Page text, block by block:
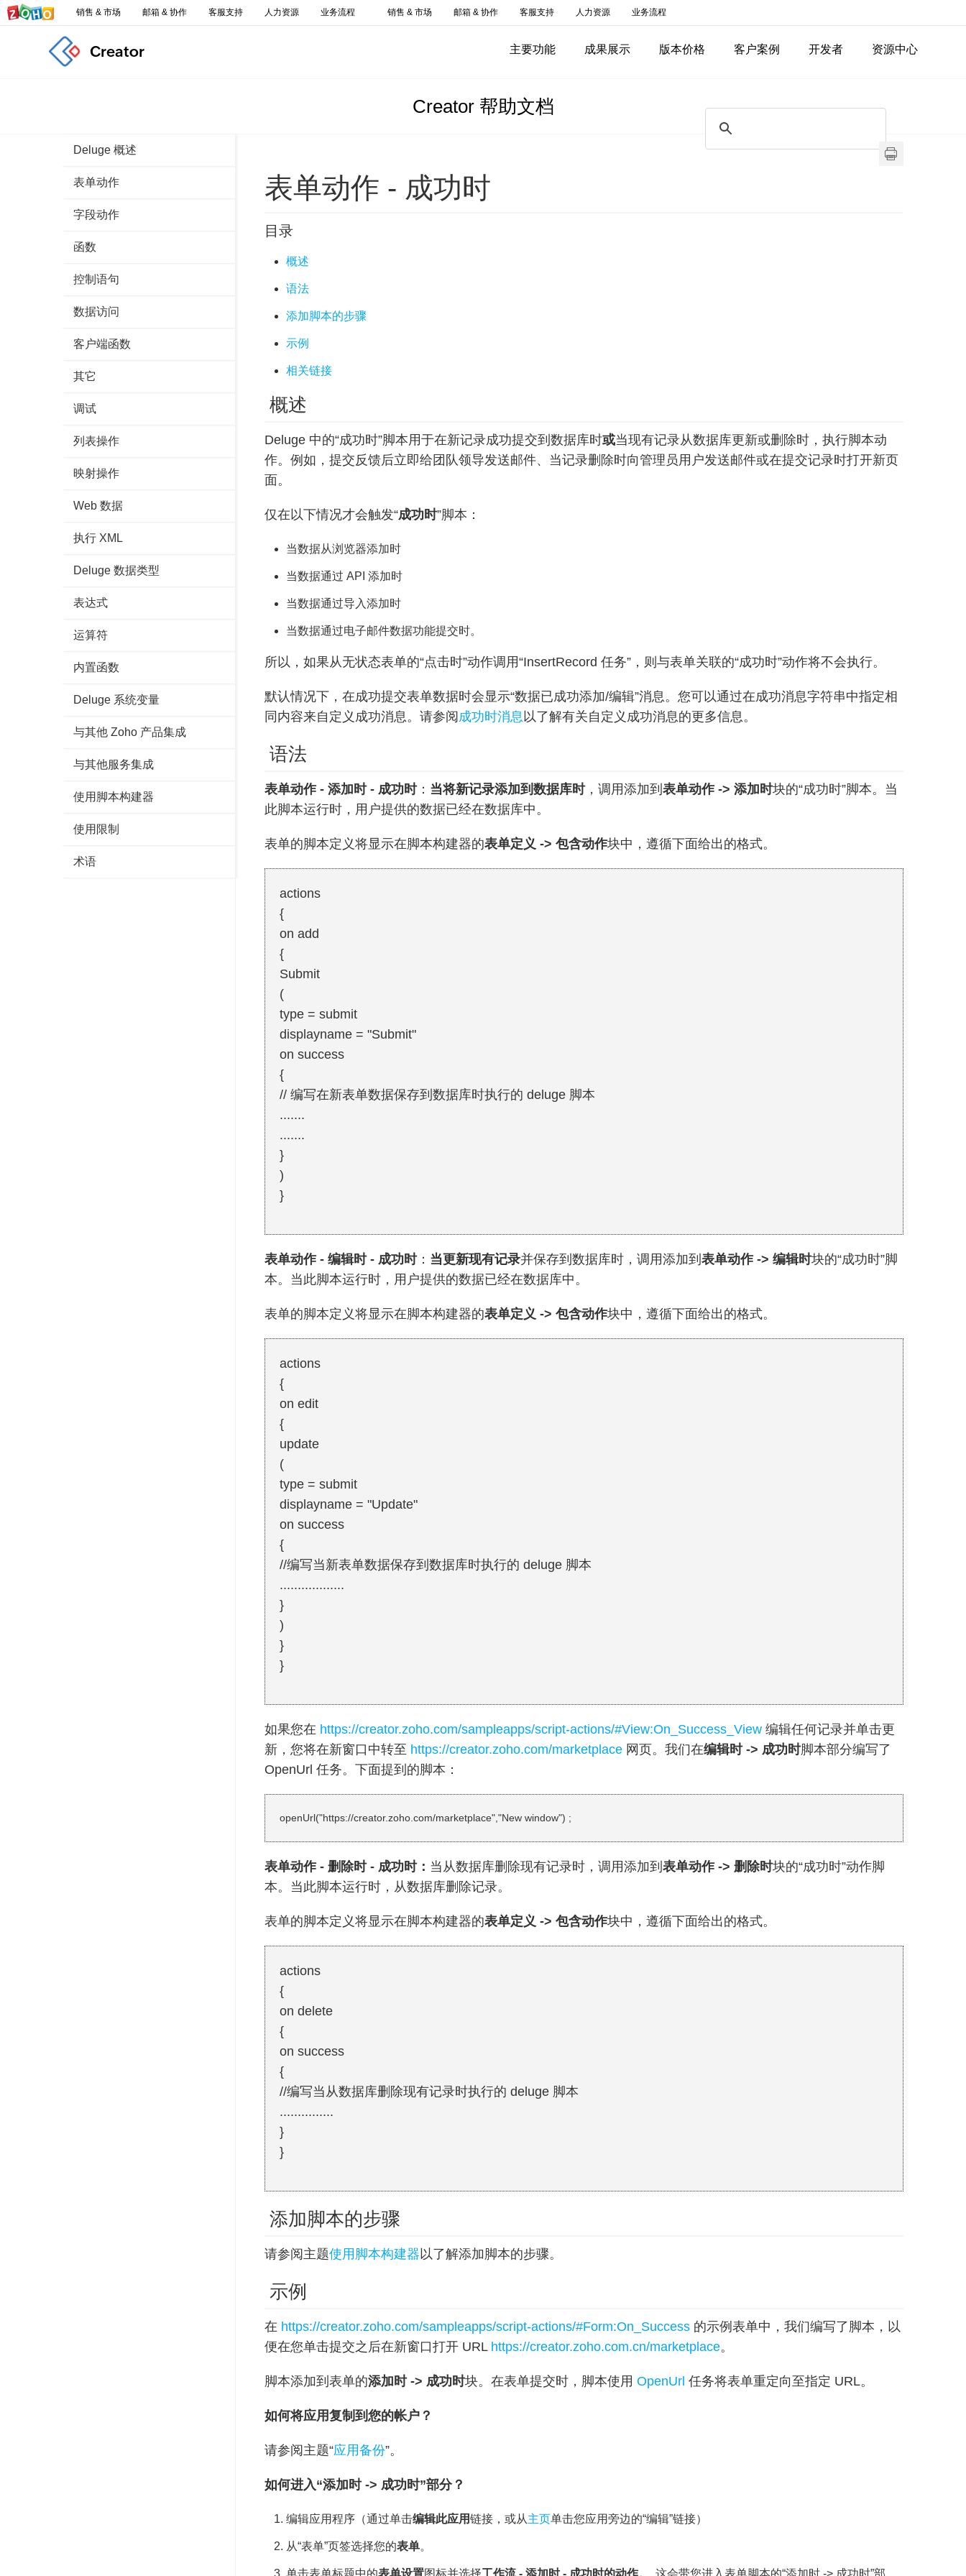
销售 & 市场 邮箱 & 协作 客服支持 人力资源 业务流程 销售 & 市场 邮箱 & 协作 客服支持 人力资源 业务流程
Creator 主要功能 成果展示 版本价格 客户案例 开发者 资源中心
Creator 帮助文档
Deluge 概述
表单动作
字段动作
函数
控制语句
数据访问
客户端函数
其它
调试
列表操作
映射操作
Web 数据
执行 XML
Deluge 数据类型
表达式
运算符
内置函数
Deluge 系统变量
与其他 Zoho 产品集成
与其他服务集成
使用脚本构建器
使用限制
术语
表单动作 - 成功时
目录
概述
语法
添加脚本的步骤
示例
相关链接
概述
Deluge 中的“成功时”脚本用于在新记录成功提交到数据库时或当现有记录从数据库更新或删除时，执行脚本动
作。例如，提交反馈后立即给团队领导发送邮件、当记录删除时向管理员用户发送邮件或在提交记录时打开新页
面。
仅在以下情况才会触发“成功时”脚本：
当数据从浏览器添加时
当数据通过 API 添加时
当数据通过导入添加时
当数据通过电子邮件数据功能提交时。
所以，如果从无状态表单的“点击时”动作调用“InsertRecord 任务”，则与表单关联的“成功时”动作将不会执行。
默认情况下，在成功提交表单数据时会显示“数据已成功添加/编辑”消息。您可以通过在成功消息字符串中指定相
同内容来自定义成功消息。请参阅 成功时消息 以了解有关自定义成功消息的更多信息。
语法
表单动作 - 添加时 - 成功时： 当将新记录添加到数据库时，调用添加到 表单动作 -> 添加时块的“成功时”脚本。当
此脚本运行时，用户提供的数据已经在数据库中。
表单的脚本定义将显示在脚本构建器的表单定义 -> 包含动作块中，遵循下面给出的格式。
actions
{
on add
{
Submit
(
type = submit
displayname = "Submit"
on success
{
// 编写在新表单数据保存到数据库时执行的 deluge 脚本
.......
.......
}
)
}
表单动作 - 编辑时 - 成功时： 当更新现有记录并保存到数据库时，调用添加到 表单动作 -> 编辑时块的“成功时”脚
本。当此脚本运行时，用户提供的数据已经在数据库中。
表单的脚本定义将显示在脚本构建器的表单定义 -> 包含动作块中，遵循下面给出的格式。
actions
{
on edit
{
update
(
type = submit
displayname = "Update"
on success
{
//编写当新表单数据保存到数据库时执行的 deluge 脚本
..................
}
)
}
}
如果您在 https://creator.zoho.com/sampleapps/script-actions/#View:On_Success_View 编辑任何记录并单击更
新，您将在新窗口中转至 https://creator.zoho.com/marketplace 网页。我们在编辑时 -> 成功时脚本部分编写了
OpenUrl 任务。下面提到的脚本：
openUrl("https://creator.zoho.com/marketplace","New window") ;
表单动作 - 删除时 - 成功时： 当从数据库删除现有记录时，调用添加到 表单动作 -> 删除时块的“成功时”动作脚
本。当此脚本运行时，从数据库删除记录。
表单的脚本定义将显示在脚本构建器的表单定义 -> 包含动作块中，遵循下面给出的格式。
actions
{
on delete
{
on success
{
//编写当从数据库删除现有记录时执行的 deluge 脚本
...............
}
}
添加脚本的步骤
请参阅主题使用脚本构建器 以了解添加脚本的步骤。
示例
在 https://creator.zoho.com/sampleapps/script-actions/#Form:On_Success 的示例表单中，我们编写了脚本，以
便在您单击提交之后在新窗口打开 URL https://creator.zoho.com.cn/marketplace。
脚本添加到表单的添加时 -> 成功时块。在表单提交时，脚本使用 OpenUrl 任务将表单重定向至指定 URL。
如何将应用复制到您的帐户？
请参阅主题“应用备份”。
如何进入“添加时 -> 成功时”部分？
编辑应用程序（通过单击编辑此应用链接，或从主页单击您应用旁边的“编辑”链接）
从“表单”页签选择您的表单。
单击表单标题中的表单设置图标并选择工作流 - 添加时 - 成功时的动作。 这会带您进入表单脚本的“添加时 -> 成功时”部